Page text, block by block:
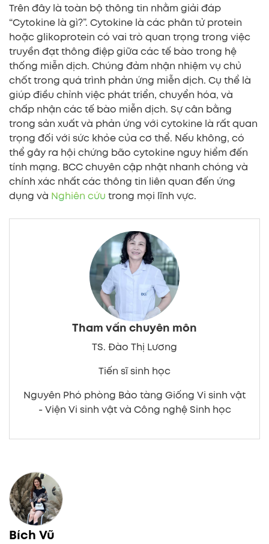
Trên đây là toàn bộ thông tin nhằm giải đáp
“Cytokine là gì?”. Cytokine là các phân tử protein
hoặc glikoprotein có vai trò quan trọng trong việc
truyền đạt thông điệp giữa các tế bào trong hệ
thống miễn dịch. Chúng đảm nhận nhiệm vụ chủ
chốt trong quá trình phản ứng miễn dịch. Cụ thể là
giúp điều chỉnh việc phát triển, chuyển hóa, và
chấp nhận các tế bào miễn dịch. Sự cân bằng
trong sản xuất và phản ứng với cytokine là rất quan
trọng đối với sức khỏe của cơ thể. Nếu không, có
thể gây ra hội chứng bão cytokine nguy hiểm đến
tính mạng. BCC chuyên cập nhật nhanh chóng và
chính xác nhất các thông tin liên quan đến ứng
dụng và Nghiên cứu trong mọi lĩnh vực.
Tham vấn chuyên môn
TS. Đào Thị Lương
Tiến sĩ sinh học
Nguyên Phó phòng Bảo tàng Giống Vi sinh vật
- Viện Vi sinh vật và Công nghệ Sinh học
Bích Vũ